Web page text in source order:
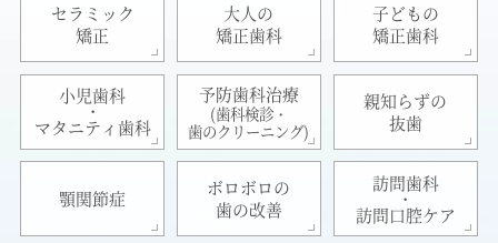
セラミック
矯正
大人の
矯正歯科
子どもの
矯正歯科
小児歯科
・
マタニティ歯科
予防歯科治療
(歯科検診・
歯のクリーニング)
親知らずの
抜歯
顎関節症
ボロボロの
歯の改善
訪問歯科
・
訪問口腔ケア